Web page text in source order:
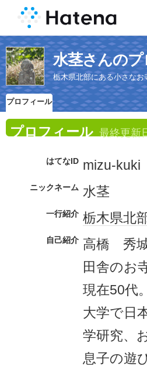
水茎さんの
栃木県北部にある小さなお
プロフィール
プロフィール 最終更新
はてなID mizu-kuki
ニックネーム 水茎
一行紹介 栃木県北
自己紹介 高橋 秀
田舎のお
現在50代。
大学で日
学研究、
息子の遊